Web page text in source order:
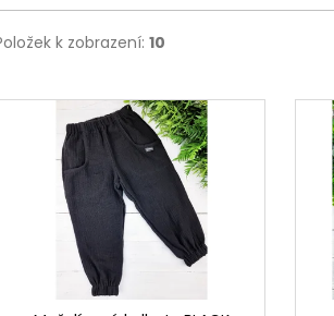
k zobrazení: 10